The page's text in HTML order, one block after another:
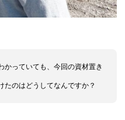
かっていても、今回の資材置き
たのはどうしてなんですか？